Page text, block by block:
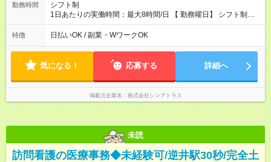
勤務時間
シフト制
1日あたりの実働時間：最大8時間/日 【 勤務曜日】 シフト制
土日祝含む週５日勤務 【 勤務時間 】 ・ 9：00～20：00（実働
8h／休憩１h） ※残業ほとんどありません（残業代支給）
特徴 日払いOK / 副業・WワークOK
気になる！ 応募する 詳細へ
掲載元企業名 株式会社シンアトラス
未読
訪問看護の医療事務◆未経験可/逆井駅30秒/完全土